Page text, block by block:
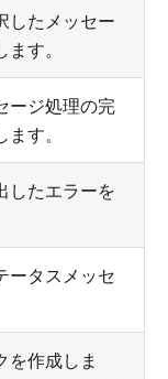
したメッセー
す。
ージ処理の完
す。
したエラーを
ータスメッセ
を作成しま